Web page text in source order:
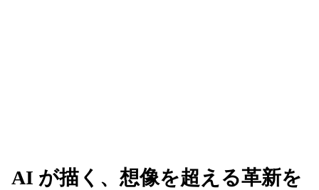
AI が描く、想像を超える革新を